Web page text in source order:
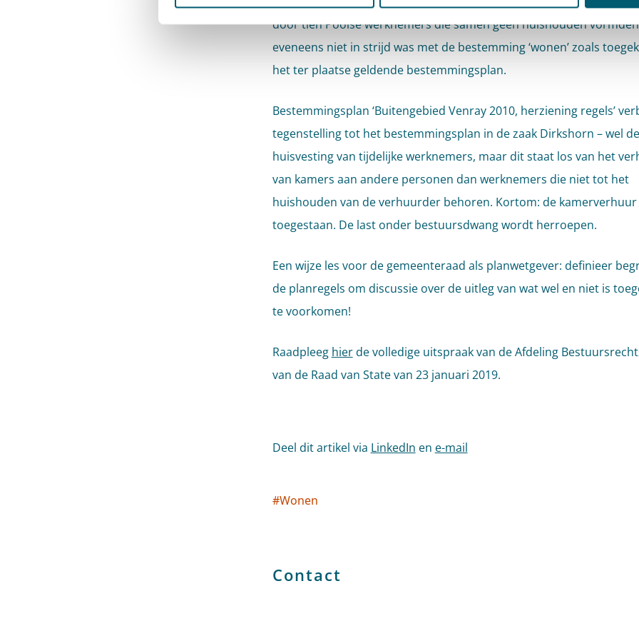
door tien Poolse werknemers die samen geen huishouden
eveneens niet in strijd was met de bestemming ‘wonen’ zoals
het ter plaatse geldende bestemmingsplan.
Bestemmingsplan ‘Buitengebied Venray 2010, herziening regels’
tegenstelling tot het bestemmingsplan in de zaak Dirkshorn – wel de
huisvesting van tijdelijke werknemers, maar dit staat los van het
van kamers aan andere personen dan werknemers die niet tot het
huishouden van de verhuurder behoren. Kortom: de
toegestaan. De last onder bestuursdwang wordt herroepen.
Een wijze les voor de gemeenteraad als planwetgever: definieer
de planregels om discussie over de uitleg van wat wel en niet is
te voorkomen!
Raadpleeg hierde volledige uitspraak van de Afdeling
van de Raad van State van 23 januari 2019.
Deel dit artikel via LinkedIn en e-mail
Social tags
#Wonen
Contact